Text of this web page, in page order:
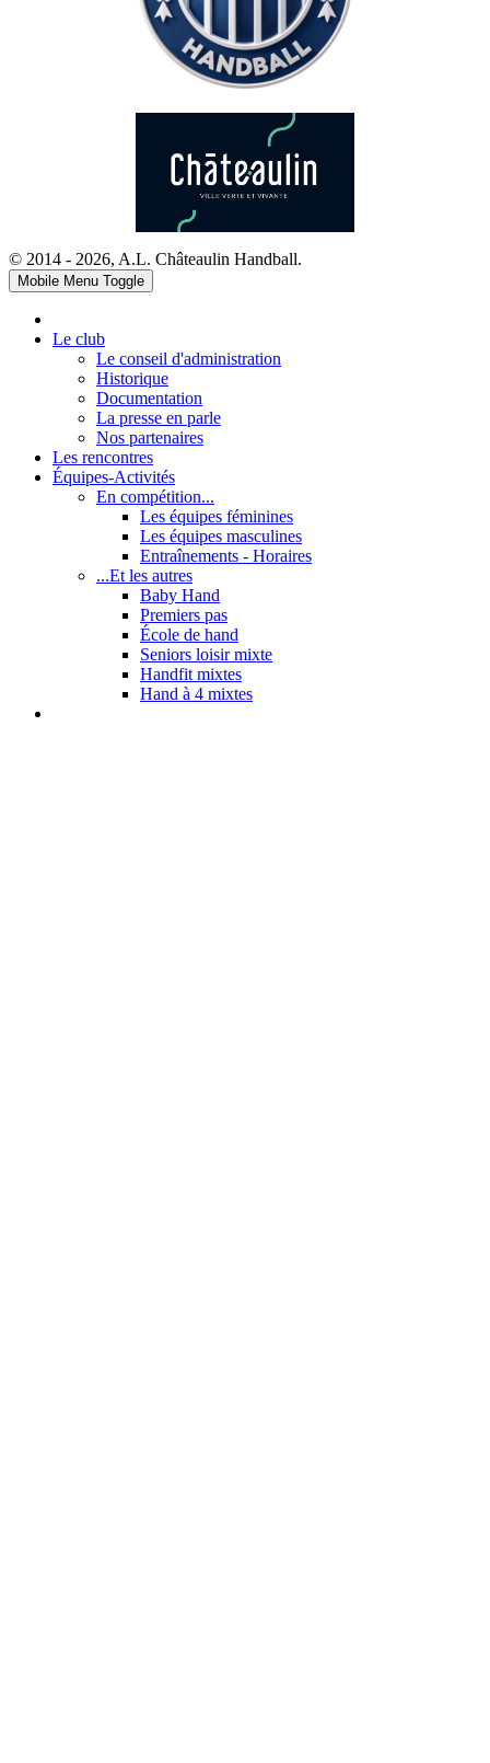
© 2014 - 2026, A.L. Châteaulin Handball.
Mobile Menu Toggle
Le club
Le conseil d'administration
Historique
Documentation
La presse en parle
Nos partenaires
Les rencontres
Équipes-Activités
En compétition...
Les équipes féminines
Les équipes masculines
Entraînements - Horaires
...Et les autres
Baby Hand
Premiers pas
École de hand
Seniors loisir mixte
Handfit mixtes
Hand à 4 mixtes